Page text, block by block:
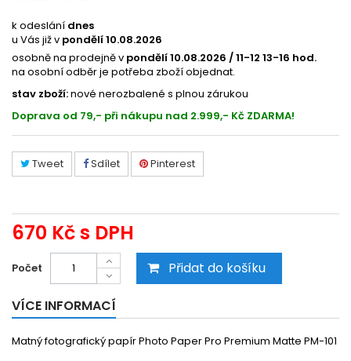
k odeslání dnes
u Vás již v pondělí 10.08.2026
osobně na prodejně v pondělí 10.08.2026 / 11-12 13-16 hod.
na osobní odběr je potřeba zboží objednat.
stav zboží:nové nerozbalené s plnou zárukou
Doprava od 79,- při nákupu nad 2.999,- Kč ZDARMA!
Tweet Sdílet Pinterest
670 Kčs DPH
Počet Přidat do košíku
VÍCE INFORMACÍ
Matný fotografický papír Photo Paper Pro Premium Matte PM-101